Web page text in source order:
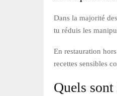
Dans la majorité
tu réduis les
En restauration
recettes sensibles
Quels